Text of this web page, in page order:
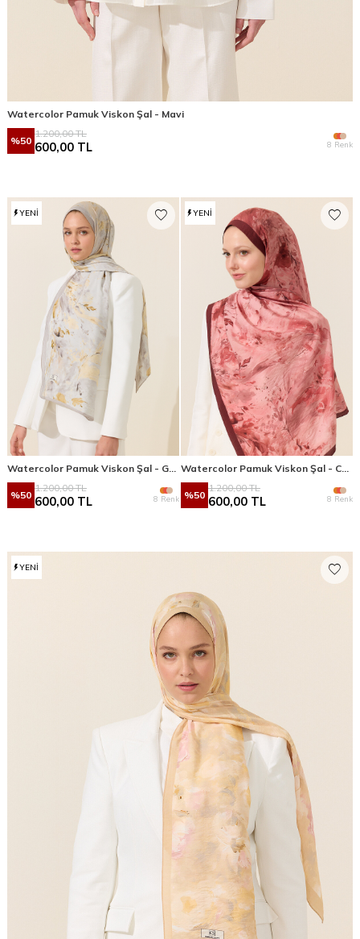
Watercolor Pamuk Viskon Şal - Mavi
%50
1.200,00TL
600,00 TL 8 Renk
YENI
%50
1.200,00TL
600,00 TL 8 Renk
YENI
%50
1.200,00TL
600,00 TL 8 Renk
YENI